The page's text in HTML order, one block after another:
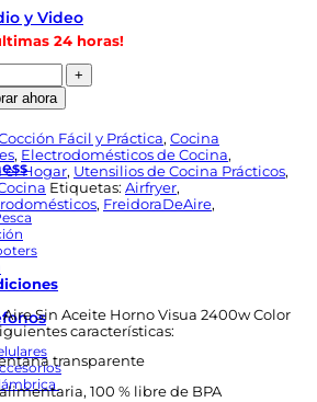
y Video
24 horas!
ahora
Fácil y Práctica, Cocina
, Electrodomésticos de Cocina,
el Hogar, Utensilios de Cocina Prácticos,
Etiquetas: Airfryer,
, FreidoraDeAire,
Sin Aceite Horno Visua 2400w Color
características:
transparente
100 % libre de BPA